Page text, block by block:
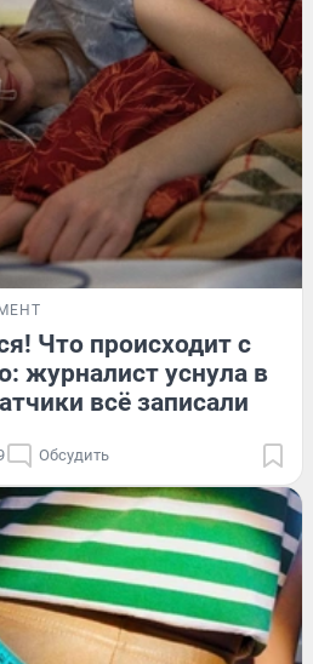
Что происходит с
журналист уснула в
всё записали
Обсудить